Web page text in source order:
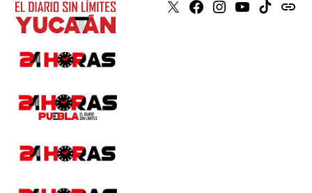
X Faceboook
Instagram
YoutubeTiktokissuu